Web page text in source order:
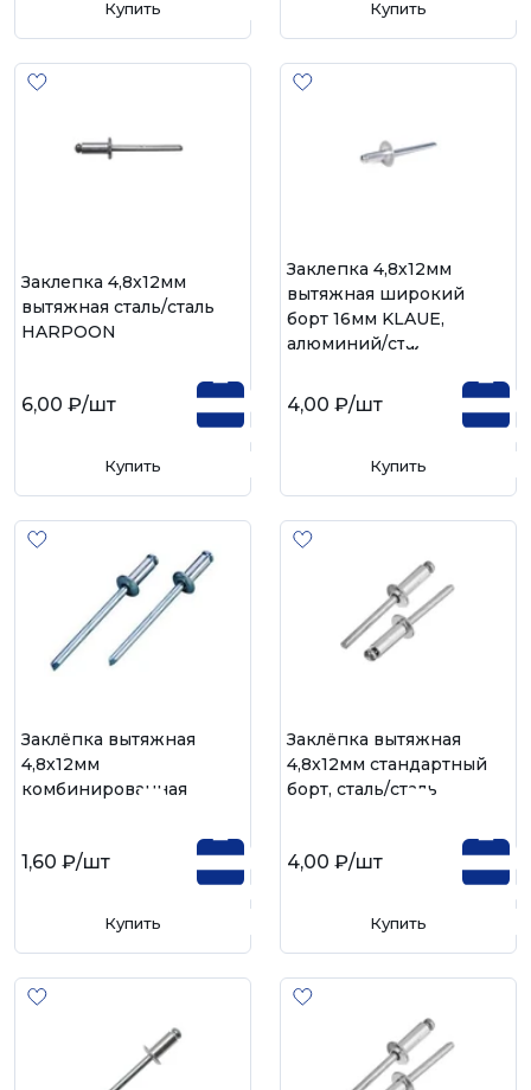
Купить Купить
Заклепка 4,8х12мм
вытяжная сталь/сталь
HARPOON
6,00 ₽/шт
Купить
Заклепка 4,8х12мм
вытяжная широкий
борт 16мм KLAUE,
алюминий/сталь
4,00 ₽/шт
Купить
Заклёпка вытяжная
4,8х12мм
комбинированная
1,60 ₽/шт
Купить
Заклёпка вытяжная
4,8х12мм стандартный
борт, сталь/сталь
4,00 ₽/шт
Купить